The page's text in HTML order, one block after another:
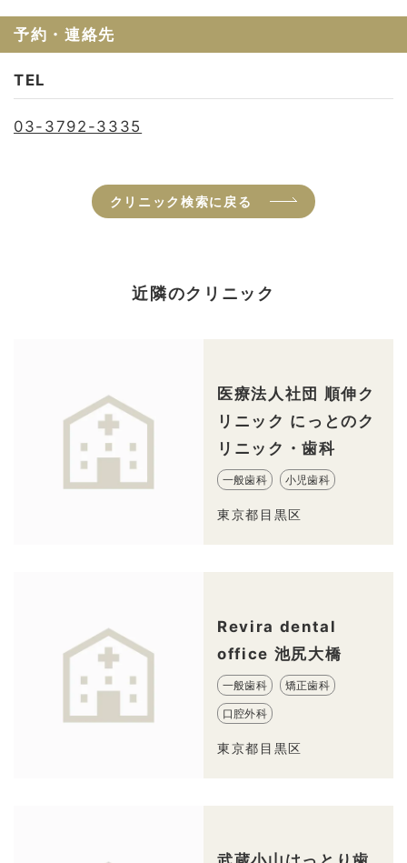
予約・連絡先
TEL
03-3792-3335
クリニック検索に戻る
近隣のクリニック
医療法人社団 順伸ク
リニック にっとのク
リニック・歯科
一般歯科 小児歯科
東京都目黒区
Revira dental
office 池尻大橋
一般歯科 矯正歯科
口腔外科
東京都目黒区